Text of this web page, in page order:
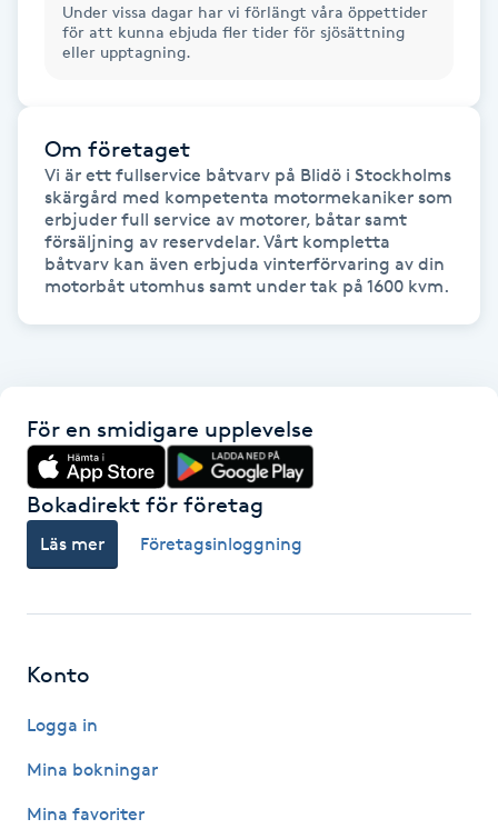
Gellack
Gellack med förstärkning
Gravidmassage
Gravidyoga
Gruppträning
Hatha Yoga
Headspa
Healing
Herrklippning
HIFU
Hollywood Peel
Hot Stone Massage
Under vissa dagar har vi förlängt våra öppettider
för att kunna ebjuda fler tider för sjösättning
eller upptagning.
Om företaget
Vi är ett fullservice båtvarv på Blidö i Stockholms
skärgård med kompetenta motormekaniker som
erbjuder full service av motorer, båtar samt
försäljning av reservdelar. Vårt kompletta
båtvarv kan även erbjuda vinterförvaring av din
motorbåt utomhus samt under tak på 1600 kvm.
För en smidigare upplevelse
Bokadirekt för företag
Läs mer Företagsinloggning
Konto
Logga in
Mina bokningar
Mina favoriter